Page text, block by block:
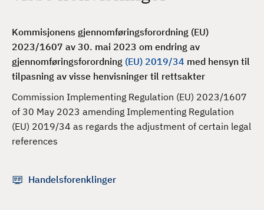
Kommisjonens gjennomføringsforordning (EU)
2023/1607 av 30. mai 2023 om endring av
gjennomføringsforordning (EU) 2019/34 med hensyn til
tilpasning av visse henvisninger til rettsakter
Commission Implementing Regulation (EU) 2023/1607
of 30 May 2023 amending Implementing Regulation
(EU) 2019/34 as regards the adjustment of certain legal
references
Handelsforenklinger